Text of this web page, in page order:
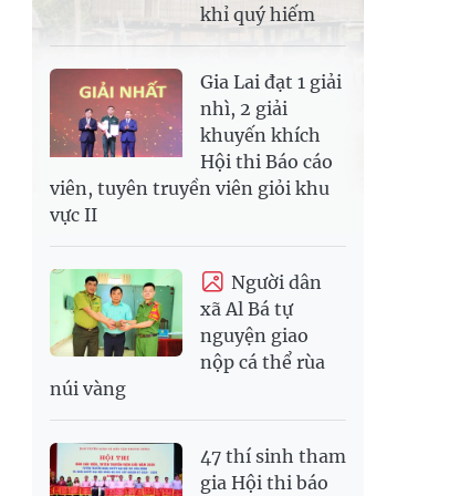
khỉ quý hiếm
Gia Lai đạt 1 giải
nhì, 2 giải
khuyến khích
Hội thi Báo cáo
viên, tuyên truyền viên giỏi khu
vực II
Người dân
xã Al Bá tự
nguyện giao
nộp cá thể rùa
núi vàng
47 thí sinh tham
gia Hội thi báo